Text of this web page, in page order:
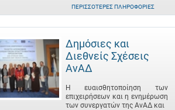
ΠΕΡΙΣΣΌΤΕΡΕΣ ΠΛΗΡΟΦΟΡΊΕΣ
Δημόσιες και
Διεθνείς Σχέσεις
ΑνΑΔ
Η ευαισθητοποίηση των
επιχειρήσεων και η ενημέρωση
των συνεργατών της ΑνΑΔ και